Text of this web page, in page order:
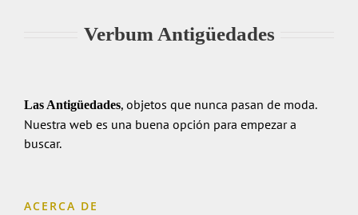
Verbum Antigüedades
Las Antigüedades, objetos que nunca pasan de moda.
Nuestra web es una buena opción para empezar a
buscar.
ACERCA DE